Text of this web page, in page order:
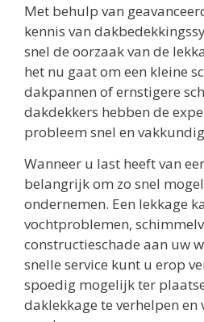
Met behulp van
kennis van
snel de oorzaak van de
het nu gaat om een kleine
dakpannen of ernstigere
dakdekkers hebben de
probleem snel en
Wanneer u last heeft van
belangrijk om zo snel
ondernemen. Een lekkage
vochtproblemen,
constructieschade aan uw
snelle service kunt u erop
spoedig mogelijk ter
daklekkage te verhelpen en